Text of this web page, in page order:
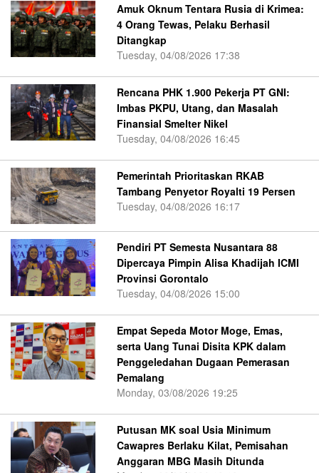
Amuk Oknum Tentara Rusia di Krimea:
4 Orang Tewas, Pelaku Berhasil
Ditangkap
Tuesday, 04/08/2026 17:38
Rencana PHK 1.900 Pekerja PT GNI:
Imbas PKPU, Utang, dan Masalah
Finansial Smelter Nikel
Tuesday, 04/08/2026 16:45
Pemerintah Prioritaskan RKAB
Tambang Penyetor Royalti 19 Persen
Tuesday, 04/08/2026 16:17
Pendiri PT Semesta Nusantara 88
Dipercaya Pimpin Alisa Khadijah ICMI
Provinsi Gorontalo
Tuesday, 04/08/2026 15:00
Empat Sepeda Motor Moge, Emas,
serta Uang Tunai Disita KPK dalam
Penggeledahan Dugaan Pemerasan
Pemalang
Monday, 03/08/2026 19:25
Putusan MK soal Usia Minimum
Cawapres Berlaku Kilat, Pemisahan
Anggaran MBG Masih Ditunda